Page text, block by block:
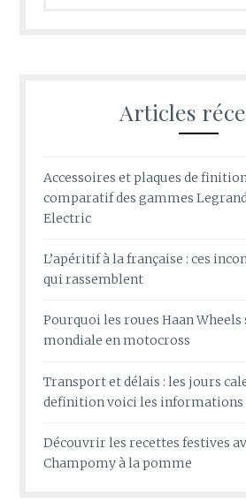
Articles
Accessoires et plaques de
comparatif des gammes
Electric
L’apéritif à la française : ces
qui rassemblent
Pourquoi les roues Haan
mondiale en motocross
Transport et délais : les jours
definition voici les informations
Découvrir les recettes festives
Champomy à la pomme